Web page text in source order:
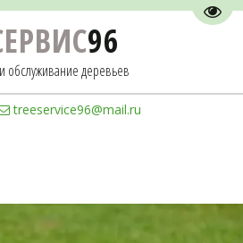
96
обслуживание деревьев
treeservice96@mail.ru